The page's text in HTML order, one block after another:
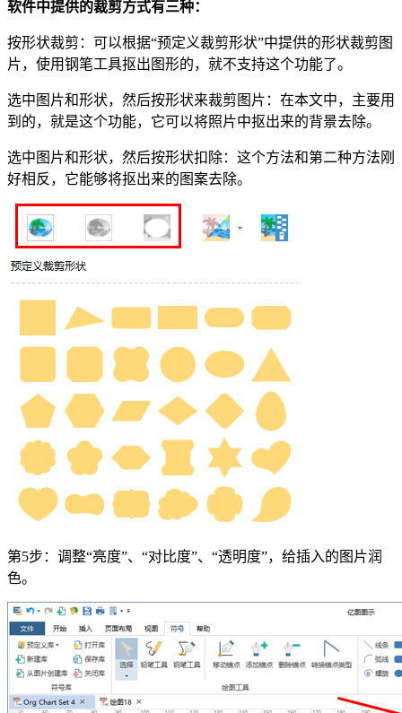
软件中提供的裁剪方式有三种：
按形状裁剪：可以根据“预定义裁剪形状”中提供的形状裁剪图
片，使用钢笔工具抠出图形的，就不支持这个功能了。
选中图片和形状，然后按形状来裁剪图片：在本文中，主要用
到的，就是这个功能，它可以将照片中抠出来的背景去除。
选中图片和形状，然后按形状扣除：这个方法和第二种方法刚
好相反，它能够将抠出来的图案去除。
第5步：调整“亮度”、“对比度”、“透明度”，给插入的图片润
色。